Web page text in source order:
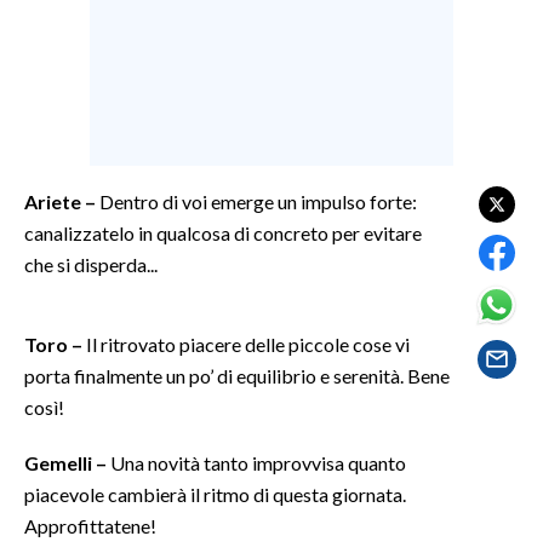
MOTORI
TENNIS
ALTRI SPORT
SPETTACOLI
SALUTE
Ariete – Dentro di voi emerge un impulso forte:
canalizzatelo in qualcosa di concreto per evitare
che si disperda...
Toro – Il ritrovato piacere delle piccole cose vi
porta finalmente un po’ di equilibrio e serenità. Bene
così!
Gemelli – Una novità tanto improvvisa quanto
piacevole cambierà il ritmo di questa giornata.
Approfittatene!